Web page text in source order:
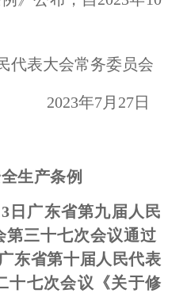
代表大会常务委员会
2023年7月27日
生产条例
广东省第九届人民
第三十七次会议通过
东省第十届人民代表
十七次会议《关于修